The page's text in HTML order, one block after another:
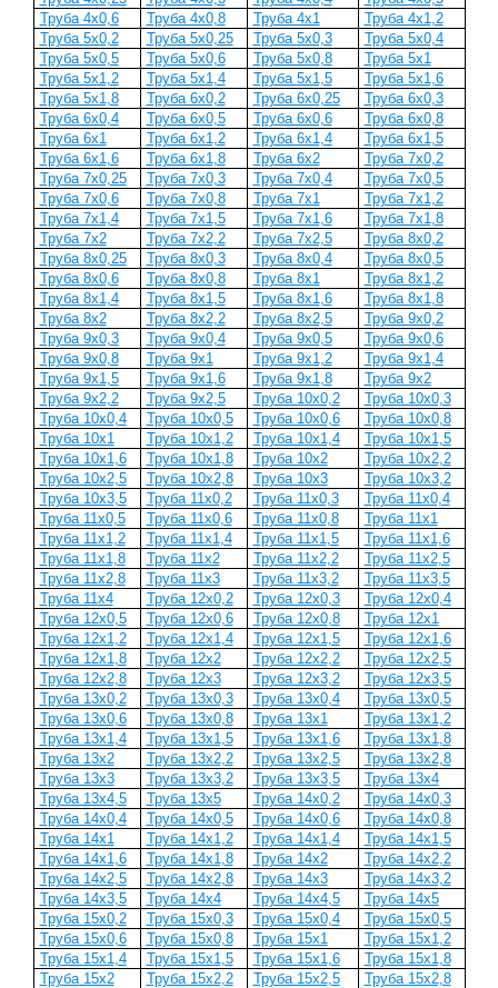
Труба 4х0,6
Труба 4х0,8 Труба 4х1
Труба 4х1,2
Труба 5х0,2
Труба 5х0,25 Труба 5х0,3
Труба 5х0,4
Труба 5х0,5
Труба 5х0,6 Труба 5х0,8
Труба 5х1
Труба 5х1,2
Труба 5х1,4 Труба 5х1,5
Труба 5х1,6
Труба 5х1,8
Труба 6х0,2 Труба 6х0,25
Труба 6х0,3
Труба 6х0,4
Труба 6х0,5 Труба 6х0,6
Труба 6х0,8
Труба 6х1
Труба 6х1,2 Труба 6х1,4
Труба 6х1,5
Труба 6х1,6
Труба 6х1,8 Труба 6х2
Труба 7х0,2
Труба 7х0,25
Труба 7х0,3 Труба 7х0,4
Труба 7х0,5
Труба 7х0,6
Труба 7х0,8 Труба 7х1
Труба 7х1,2
Труба 7х1,4
Труба 7х1,5 Труба 7х1,6
Труба 7х1,8
Труба 7х2
Труба 7х2,2 Труба 7х2,5
Труба 8х0,2
Труба 8х0,25
Труба 8х0,3 Труба 8х0,4
Труба 8х0,5
Труба 8х0,6
Труба 8х0,8 Труба 8х1
Труба 8х1,2
Труба 8х1,4
Труба 8х1,5 Труба 8х1,6
Труба 8х1,8
Труба 8х2
Труба 8х2,2 Труба 8х2,5
Труба 9х0,2
Труба 9х0,3
Труба 9х0,4 Труба 9х0,5
Труба 9х0,6
Труба 9х0,8
Труба 9х1 Труба 9х1,2
Труба 9х1,4
Труба 9х1,5
Труба 9х1,6 Труба 9х1,8
Труба 9х2
Труба 9х2,2
Труба 9х2,5 Труба 10х0,2
Труба 10х0,3
Труба 10х0,4
Труба 10х0,5 Труба 10х0,6
Труба 10х0,8
Труба 10х1
Труба 10х1,2 Труба 10х1,4
Труба 10х1,5
Труба 10х1,6
Труба 10х1,8 Труба 10х2
Труба 10х2,2
Труба 10х2,5
Труба 10х2,8 Труба 10х3
Труба 10х3,2
Труба 10х3,5
Труба 11х0,2 Труба 11х0,3
Труба 11х0,4
Труба 11х0,5
Труба 11х0,6 Труба 11х0,8
Труба 11х1
Труба 11х1,2
Труба 11х1,4 Труба 11х1,5
Труба 11х1,6
Труба 11х1,8
Труба 11х2 Труба 11х2,2
Труба 11х2,5
Труба 11х2,8
Труба 11х3 Труба 11х3,2
Труба 11х3,5
Труба 11х4
Труба 12х0,2 Труба 12х0,3
Труба 12х0,4
Труба 12х0,5
Труба 12х0,6 Труба 12х0,8
Труба 12х1
Труба 12х1,2
Труба 12х1,4 Труба 12х1,5
Труба 12х1,6
Труба 12х1,8
Труба 12х2 Труба 12х2,2
Труба 12х2,5
Труба 12х2,8
Труба 12х3 Труба 12х3,2
Труба 12х3,5
Труба 13х0,2
Труба 13х0,3 Труба 13х0,4
Труба 13х0,5
Труба 13х0,6
Труба 13х0,8 Труба 13х1
Труба 13х1,2
Труба 13х1,4
Труба 13х1,5 Труба 13х1,6
Труба 13х1,8
Труба 13х2
Труба 13х2,2 Труба 13х2,5
Труба 13х2,8
Труба 13х3
Труба 13х3,2 Труба 13х3,5
Труба 13х4
Труба 13х4,5
Труба 13х5 Труба 14х0,2
Труба 14х0,3
Труба 14х0,4
Труба 14х0,5 Труба 14х0,6
Труба 14х0,8
Труба 14х1
Труба 14х1,2 Труба 14х1,4
Труба 14х1,5
Труба 14х1,6
Труба 14х1,8 Труба 14х2
Труба 14х2,2
Труба 14х2,5
Труба 14х2,8 Труба 14х3
Труба 14х3,2
Труба 14х3,5
Труба 14х4 Труба 14х4,5
Труба 14х5
Труба 15х0,2
Труба 15х0,3 Труба 15х0,4
Труба 15х0,5
Труба 15х0,6
Труба 15х0,8 Труба 15х1
Труба 15х1,2
Труба 15х1,4
Труба 15х1,5 Труба 15х1,6
Труба 15х1,8
Труба 15х2
Труба 15х2,2 Труба 15х2,5
Труба 15х2,8